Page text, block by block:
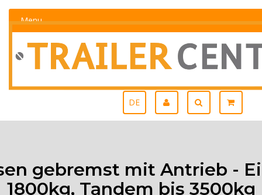
Menu
DE
gebremst mit Antrieb -
1800kg, Tandem bis 3500kg